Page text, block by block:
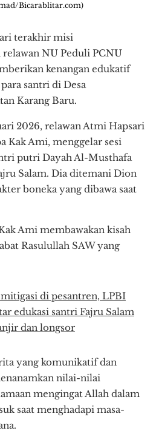
Bicarablitar.com)
terakhir misi
NU Peduli PCNU
kenangan edukatif
santri di Desa
Karang Baru.
2026, relawan Atmi Hapsari
Kak Ami, menggelar sesi
putri Dayah Al-Musthafa
Salam. Dia ditemani Dion
boneka yang dibawa saat
Ami membawakan kisah
Rasulullah SAW yang
di pesantren, LPBI
edukasi santri Fajru Salam
dan longsor
yang komunikatif dan
nilai-nilai
mengingat Allah dalam
saat menghadapi masa-